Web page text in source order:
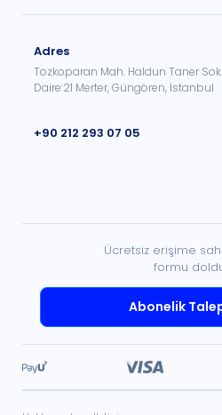
Adres
Tozkoparan Mah. Haldun Taner
Daire:21 Merter, Güngören, İstanbul
+90 212 293 07 05
Ücretsiz erişime
formu
Abonelik